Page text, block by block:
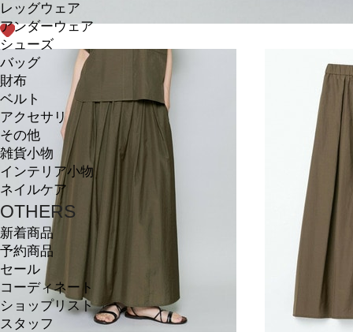
レッグウェア
アンダーウェア
シューズ
バッグ
財布
ベルト
アクセサリ
その他
雑貨小物
インテリア小物
ネイルケア
OTHERS
新着商品
予約商品
セール
コーディネート
ショップリスト
スタッフ